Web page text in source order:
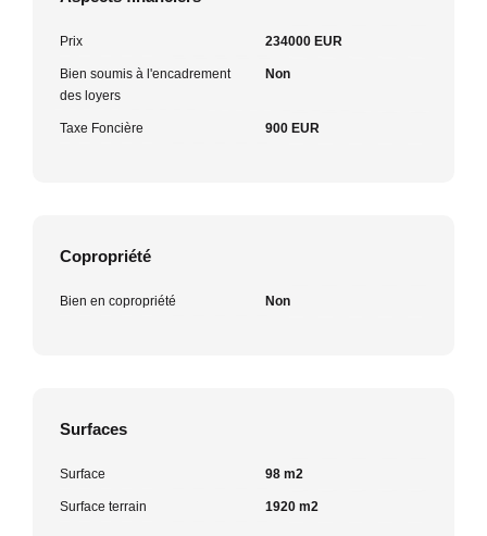
Prix 234000 EUR
Bien soumis à l'encadrement
des loyers
Non
Taxe Foncière 900 EUR
Copropriété
Bien en copropriété Non
Surfaces
Surface 98 m2
Surface terrain 1920 m2